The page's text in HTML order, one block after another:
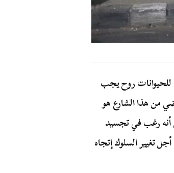
للحيوانات روح يجب
من هذا الشارع هو
أنه رغب في تجسيد
تغيير السلوك إتجاه